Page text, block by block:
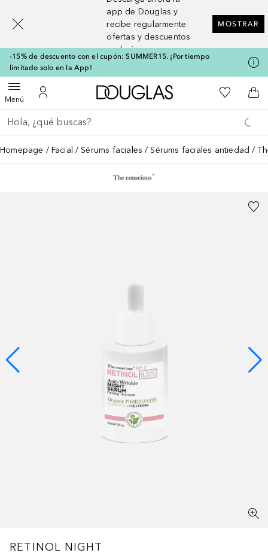
app de Douglas y
recibe regularmente
ofertas y descuentos
exclusivos
MOSTRAR
-15% de descuento con el cupón: SUMMER15. ¡Por tiempo
limitado solo en la App!
MenúAbrir menúMi cuenta
A Douglas HomeMi lista de
A
Regresar
Ejecutar búsqueda
Homepage Facial Sérums faciales Sérums faciales antiedad
RETINOL NIGHT
[navigation.slideout.screenreader]